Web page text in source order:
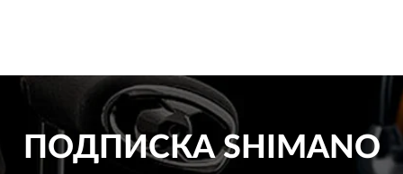
ПОДПИСКАSHIMANO